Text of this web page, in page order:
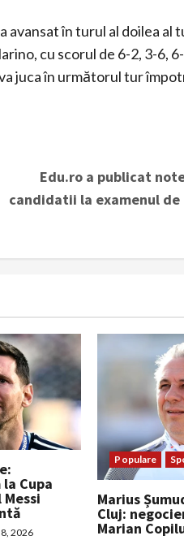
avansat în turul al doilea al
cu scorul de 6-2, 3-6,
juca în următorul tur
Edu.ro a publicat
candidatii la examenul
Cupa
2026
Populare
Marius
Cluj:
Marian